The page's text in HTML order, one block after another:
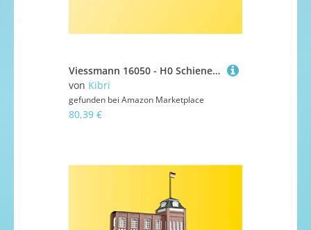
Viessmann 16050 - H0 Schienen-Stopfexpress 09-3X Plasser und Theurer
von Kibri
gefunden bei Amazon Marketplace
80,39 €